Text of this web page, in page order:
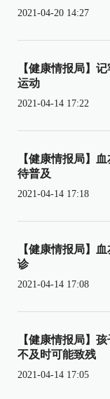
2021-04-20 14:27
【健康情报局】
运动
2021-04-14 17:22
【健康情报局】
待普及
2021-04-14 17:18
【健康情报局】
诊
2021-04-14 17:08
【健康情报局】
不及时可能致残
2021-04-14 17:05